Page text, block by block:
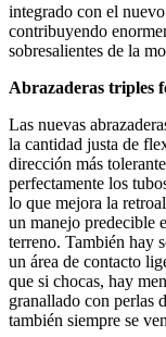
integrado con el
contribuyendo
sobresalientes de la
Abrazaderas triples
Las nuevas
la cantidad justa de
dirección más
perfectamente los
lo que mejora la
un manejo predecible
terreno. También hay
un área de contacto
que si chocas, hay
granallado con perlas
también siempre se